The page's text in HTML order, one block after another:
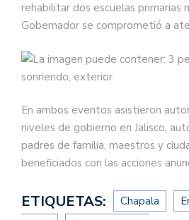
rehabilitar dos escuelas primarias
Gobernador se comprometió a
En ambos eventos asistieron
niveles de gobierno en Jalisco,
padres de familia, maestros y
beneficiados con las acciones
ETIQUETAS: Chapala